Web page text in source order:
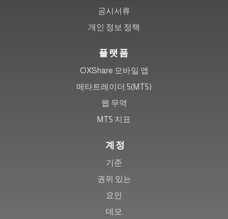
공시서류
개인 정보 정책
플랫폼
OXShare 모바일 앱
메타트레이더 5(MT5)
웹 무역
MT5 지표
계정
기준
권위 있는
요인
데모